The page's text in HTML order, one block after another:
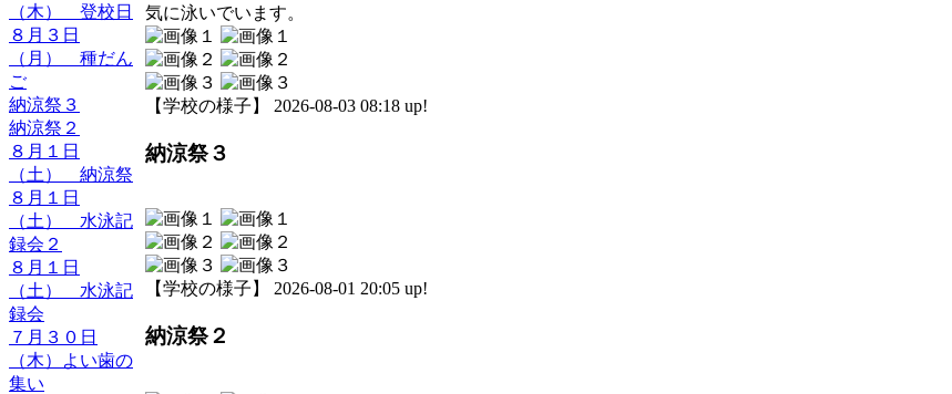
（木） 登校日
８月３日
（月） 種だん
ご
納涼祭３
納涼祭２
８月１日
（土） 納涼祭
８月１日
（土） 水泳記
録会２
８月１日
（土） 水泳記
録会
７月３０日
（木）よい歯の
集い
気に泳いでいます。
【学校の様子】 2026-08-03 08:18 up!
納涼祭３
【学校の様子】 2026-08-01 20:05 up!
納涼祭２